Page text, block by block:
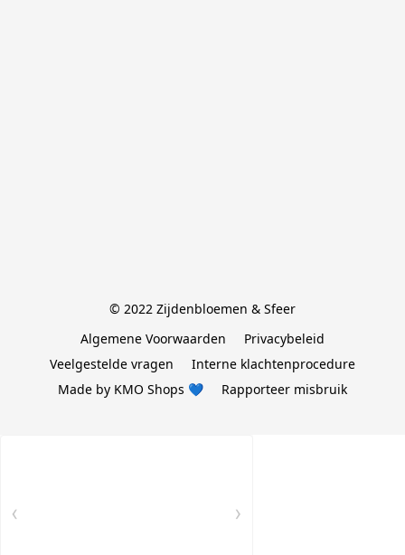
© 2022 Zijdenbloemen & Sfeer
Algemene Voorwaarden
Privacybeleid
Veelgestelde vragen
Interne klachtenprocedure
Made by KMO Shops 💙
Rapporteer misbruik